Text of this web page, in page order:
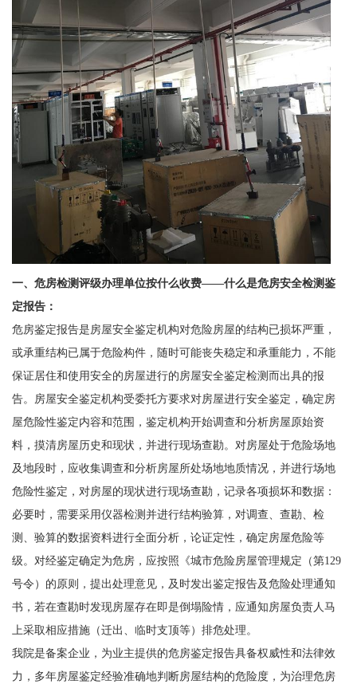
一、 危房检测评级办理单位按什么收费——什么是危房安全检测鉴
定报告：
危房鉴定报告是房屋安全鉴定机构对危险房屋的结构已损坏严重，
或承重结构已属于危险构件，随时可能丧失稳定和承重能力，不能
保证居住和使用安全的房屋进行的房屋安全鉴定检测而出具的报
告。房屋安全鉴定机构受委托方要求对房屋进行安全鉴定，确定房
屋危险性鉴定内容和范围，鉴定机构开始调查和分析房屋原始资
料，摸清房屋历史和现状，并进行现场查勘。对房屋处于危险场地
及地段时，应收集调查和分析房屋所处场地地质情况，并进行场地
危险性鉴定，对房屋的现状进行现场查勘，记录各项损坏和数据：
必要时，需要采用仪器检测并进行结构验算，对调查、查勘、检
测、验算的数据资料进行全面分析，论证定性，确定房屋危险等
级。对经鉴定确定为危房，应按照《城市危险房屋管理规定（第129
号令）的原则，提出处理意见，及时发出鉴定报告及危险处理通知
书，若在查勘时发现房屋存在即是倒塌险情，应通知房屋负责人马
上采取相应措施（迁出、临时支顶等）排危处理。
我院是备案企业，为业主提供的危房鉴定报告具备权威性和法律效
力，多年房屋鉴定经验准确地判断房屋结构的危险度，为治理危房